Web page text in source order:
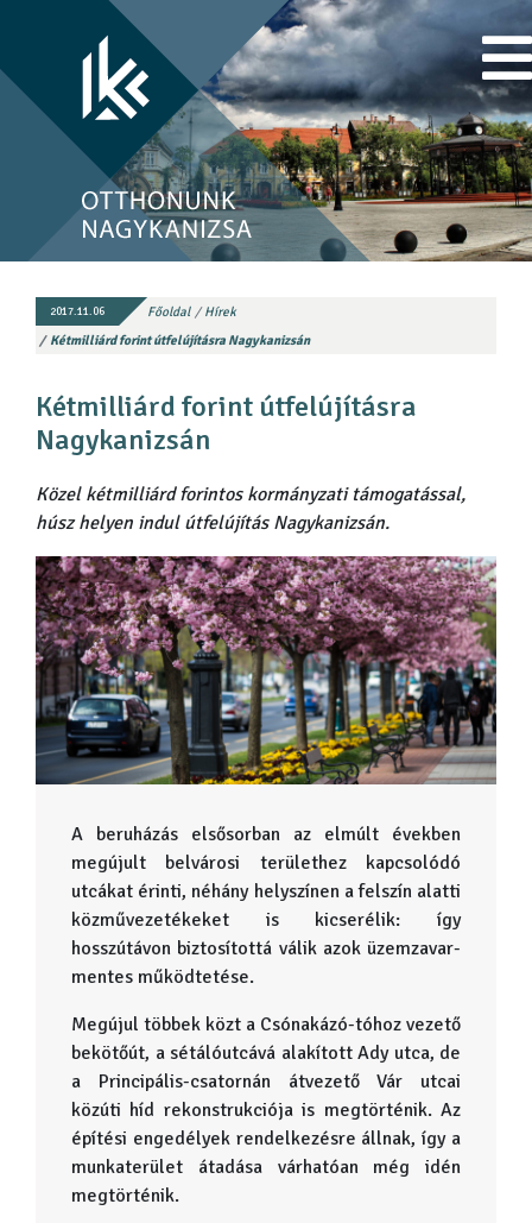
2017.11.06 Főoldal
Hírek
Kétmilliárd forint útfelújításra Nagykanizsán
Kétmilliárd forint útfelújításra
Nagykanizsán
Közel kétmilliárd forintos kormányzati támogatással,
húsz helyen indul útfelújítás Nagykanizsán.
A beruházás elsősorban az elmúlt években
megújult belvárosi területhez kapcsolódó
utcákat érinti, néhány helyszínen a felszín alatti
közművezetékeket is kicserélik: így
hosszútávon biztosítottá válik azok üzemzavar-
mentes működtetése.
Megújul többek közt a Csónakázó-tóhoz vezető
bekötőút, a sétálóutcává alakított Ady utca, de
a Principális-csatornán átvezető Vár utcai
közúti híd rekonstrukciója is megtörténik. Az
építési engedélyek rendelkezésre állnak, így a
munkaterület átadása várhatóan még idén
megtörténik.